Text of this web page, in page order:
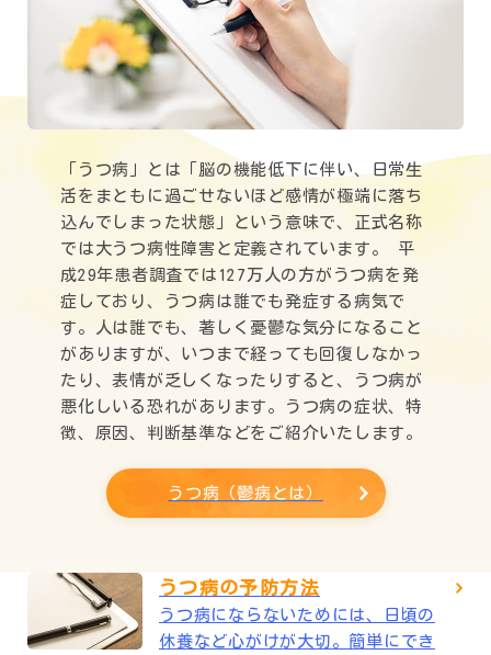
「うつ病」とは「脳の機能低下に伴い、日常生
活をまともに過ごせないほど感情が極端に落ち
込んでしまった状態」という意味で、正式名称
では大うつ病性障害と定義されています。 平
成29年患者調査では127万人の方がうつ病を発
症しており、うつ病は誰でも発症する病気で
す。人は誰でも、著しく憂鬱な気分になること
がありますが、いつまで経っても回復しなかっ
たり、表情が乏しくなったりすると、うつ病が
悪化しいる恐れがあります。うつ病の症状、特
徴、原因、判断基準などをご紹介いたします。
うつ病（鬱病とは）
うつ病の予防方法
うつ病にならないためには、日頃の
休養など心がけが大切。簡単にでき